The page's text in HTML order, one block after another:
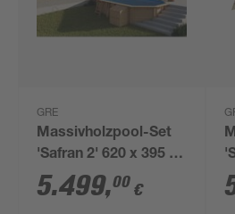
GRE
Massivholzpool-Set
'Safran 2' 620 x 395 x
136 cm mit
Edelstahlleiter,
5.499,00 €